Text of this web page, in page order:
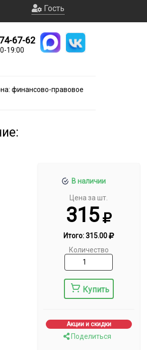
Гость
67-62
19:00
финансово-правовое
В наличии
Цена за шт.
315
Итого:315.00
Количество
Купить
Акции и скидки
Поделиться